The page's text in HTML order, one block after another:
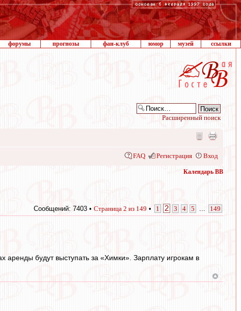
форумы прогнозы фан-клуб юмор музей ссылки
Расширенный поиск
FAQ Регистрация Вход
Календарь ВВ
Сообщений: 7403 • Страница 2 из 149 • 1 2 3 4 5 149
аренды будут выступать за «Химки». Зарплату игрокам в